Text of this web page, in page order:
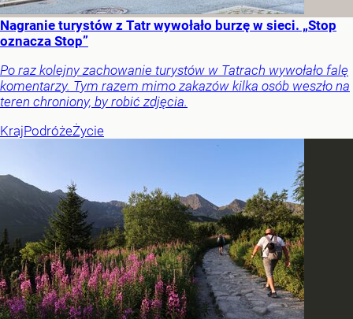
Nagranie turystów z Tatr wywołało burzę w sieci. „Stop
oznacza Stop”
Po raz kolejny zachowanie turystów w Tatrach wywołało falę
komentarzy. Tym razem mimo zakazów kilka osób weszło na
teren chroniony, by robić zdjęcia.
KrajPodróżeŻycie